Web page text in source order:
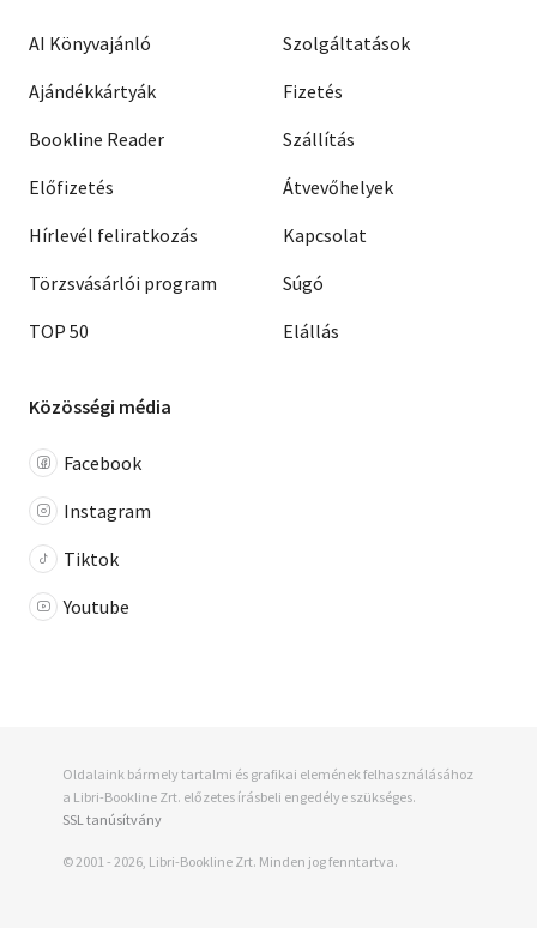
AI Könyvajánló
Ajándékkártyák
Bookline Reader
Előfizetés
Hírlevél feliratkozás
Törzsvásárlói program
TOP 50
Szolgáltatások
Fizetés
Szállítás
Átvevőhelyek
Kapcsolat
Súgó
Elállás
Közösségi média
Facebook
Instagram
Tiktok
Youtube
Oldalaink bármely tartalmi és grafikai elemének felhasználásához
a Libri-Bookline Zrt. előzetes írásbeli engedélye szükséges.
SSL tanúsítvány
© 2001 - 2026, Libri-Bookline Zrt. Minden jog fenntartva.